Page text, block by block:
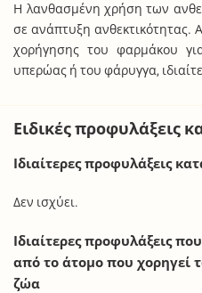
Η λανθασμένη χρήση των
σε ανάπτυξη ανθεκτικότητας.
χορήγησης του φαρμάκου
υπερώας ή του φάρυγγα,
Ειδικές προφυλάξεις
Ιδιαίτερες προφυλάξεις
Δεν ισχύει.
Ιδιαίτερες προφυλάξεις
από το άτομο που χορηγεί
ζώα